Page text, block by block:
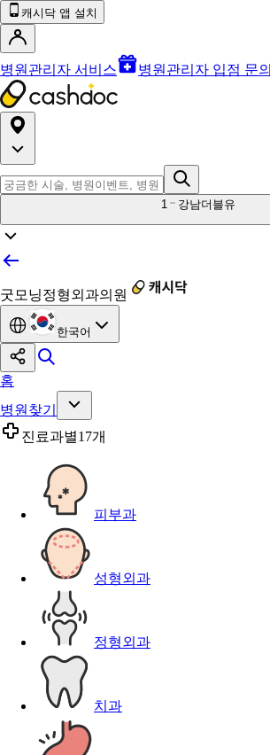
캐시닥 앱 설치
병원관리자 서비스 병원관리자 입점 문의
1 강남더블유
굿모닝정형외과의원
한국어
홈
병원찾기
진료과별17개
피부과
성형외과
정형외과
치과